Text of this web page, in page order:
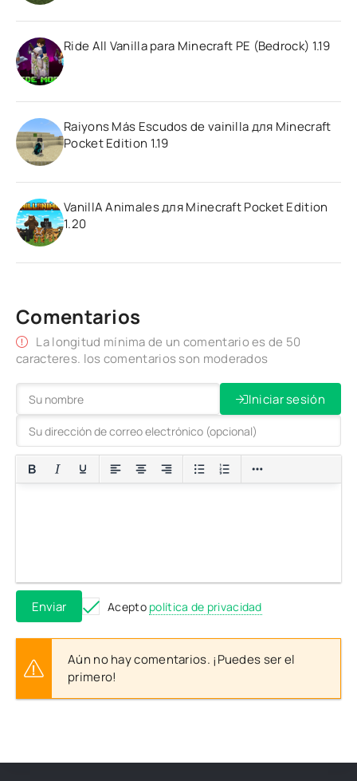
Ride All Vanilla para Minecraft PE (Bedrock) 1.19
Raiyons Más Escudos de vainilla для Minecraft
Pocket Edition 1.19
VanillA Animales для Minecraft Pocket Edition
1.20
Comentarios
La longitud mínima de un comentario es de 50
caracteres. los comentarios son moderados
Iniciar sesión
Enviar Acepto política de privacidad
Aún no hay comentarios. ¡Puedes ser el
primero!